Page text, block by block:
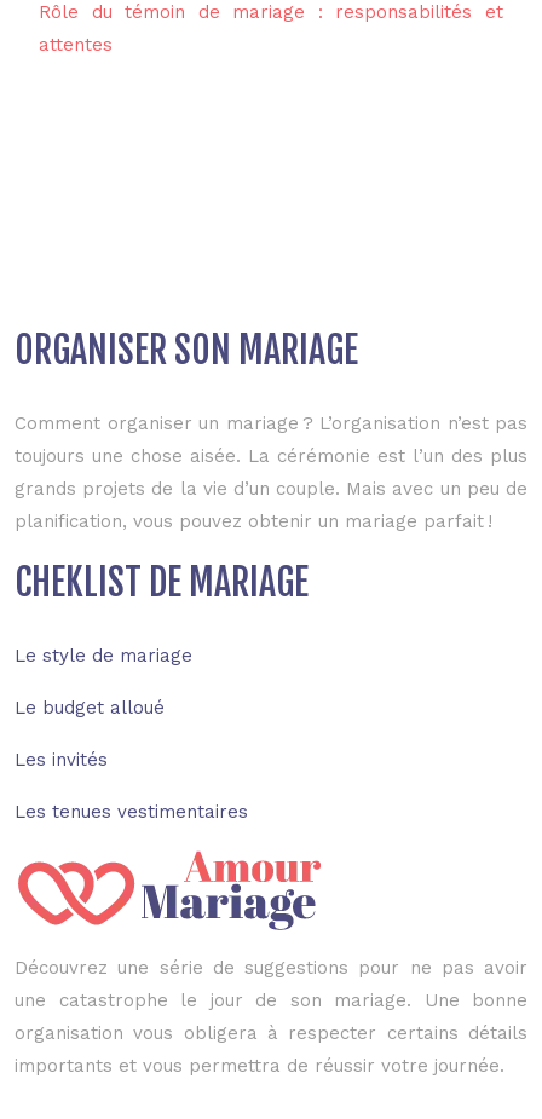
Rôle du témoin de mariage : responsabilités et
attentes
ORGANISER SON MARIAGE
Comment organiser un mariage ? L’organisation n’est pas
toujours une chose aisée. La cérémonie est l’un des plus
grands projets de la vie d’un couple. Mais avec un peu de
planification, vous pouvez obtenir un mariage parfait !
CHEKLIST DE MARIAGE
Le style de mariage
Le budget alloué
Les invités
Les tenues vestimentaires
Découvrez une série de suggestions pour ne pas avoir
une catastrophe le jour de son mariage. Une bonne
organisation vous obligera à respecter certains détails
importants et vous permettra de réussir votre journée.